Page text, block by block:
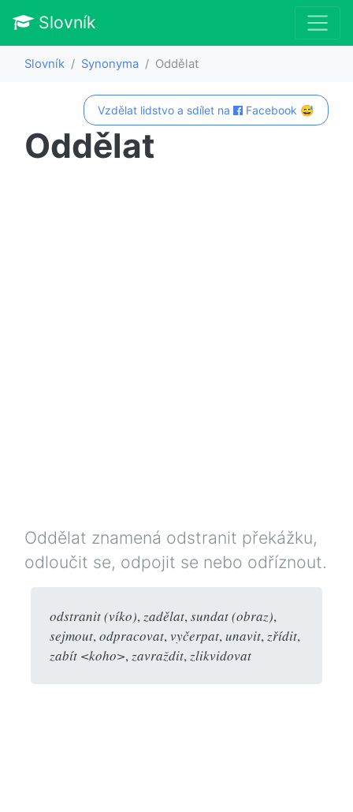
Slovník
Slovník Synonyma Oddělat
Vzdělat lidstvo a sdílet na Facebook 😅
Oddělat
Oddělat znamená odstranit překážku,
odloučit se, odpojit se nebo odříznout.
odstranit (víko),zadělat,sundat (obraz),
sejmout,odpracovat,vyčerpat,unavit,zřídit,
zabít <koho>,zavraždit,zlikvidovat